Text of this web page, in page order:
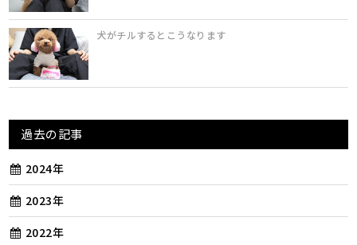
犬がチルするとこうなります
過去の記事
2024年
2023年
2022年